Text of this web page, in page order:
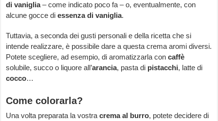
di vaniglia– come indicato poco fa – o, eventualmente, con
alcune gocce diessenza di vaniglia.
Tuttavia, a seconda dei gusti personali e della ricetta che si
intende realizzare, è possibile dare a questa crema aromi diversi.
Potete scegliere, ad esempio, di aromatizzarla concaffè
solubile, succo o liquore all’arancia, pasta di pistacchi, latte di
cocco…
Come colorarla?
Una volta preparata la vostracrema al burro, potete decidere di